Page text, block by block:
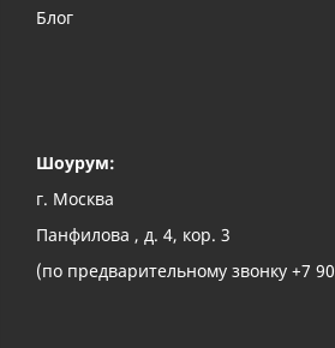
Блог
Шоурум:
г. Москва
Панфилова , д. 4, кор. 3
(по предварительному звонку +7